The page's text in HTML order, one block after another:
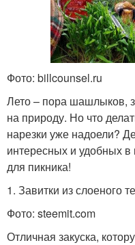
Фото: billcounsel.ru
Лето – пора шашлыков,
на природу. Но что
нарезки уже надоели?
интересных и удобных
для пикника!
1. Завитки из слоеного
Фото: steemit.com
Отличная закуска,